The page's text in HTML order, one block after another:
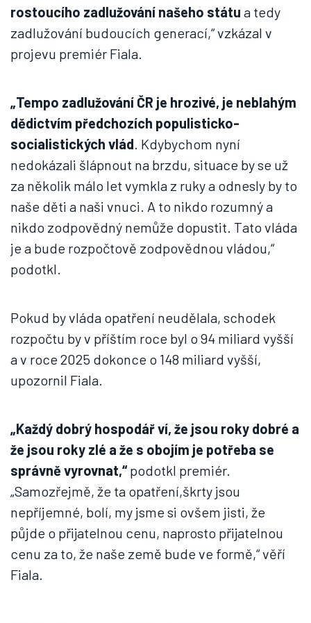
rostoucího zadlužování našeho státu a tedy
zadlužování budoucích generací,“ vzkázal v
projevu premiér Fiala.
„Tempo zadlužování ČR je hrozivé, je neblahým
dědictvím předchozích populisticko-
socialistických vlád. Kdybychom nyní
nedokázali šlápnout na brzdu, situace by se už
za několik málo let vymkla z ruky a odnesly by to
naše děti a naši vnuci. A to nikdo rozumný a
nikdo zodpovědný nemůže dopustit. Tato vláda
je a bude rozpočtově zodpovědnou vládou,“
podotkl.
Pokud by vláda opatření neudělala, schodek
rozpočtu by v příštím roce byl o 94 miliard vyšší
a v roce 2025 dokonce o 148 miliard vyšší,
upozornil Fiala.
„Každý dobrý hospodář ví, že jsou roky dobré a
že jsou roky zlé a že s obojím je potřeba se
správně vyrovnat,“podotkl premiér.
„Samozřejmě, že ta opatření,škrty jsou
nepříjemné, bolí, my jsme si ovšem jisti, že
půjde o přijatelnou cenu, naprosto přijatelnou
cenu za to, že naše země bude ve formě,“ věří
Fiala.